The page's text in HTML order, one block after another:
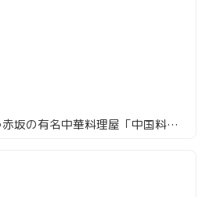
TV局関連の人で賑わう赤坂の有名中華料理屋「中国料理 かおたん」